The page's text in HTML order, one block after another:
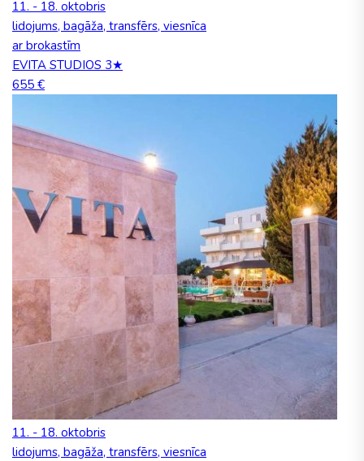
11. - 18. oktobris
lidojums, bagāža, transfērs, viesnīca
ar brokastīm
EVITA STUDIOS 3★
655 €
11. - 18. oktobris
lidojums, bagāža, transfērs, viesnīca